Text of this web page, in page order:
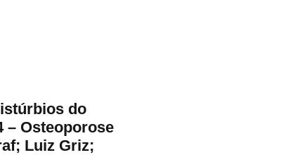
do
– Osteoporose
Luiz Griz;